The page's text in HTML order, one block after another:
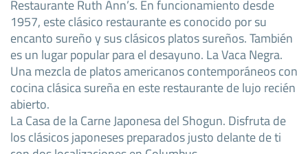
Restaurante Ruth Ann’s. En funcionamiento desde
1957, este clásico restaurante es conocido por su
encanto sureño y sus clásicos platos sureños. También
es un lugar popular para el desayuno. La Vaca Negra.
Una mezcla de platos americanos contemporáneos con
cocina clásica sureña en este restaurante de lujo recién
abierto.
La Casa de la Carne Japonesa del Shogun. Disfruta de
los clásicos japoneses preparados justo delante de ti